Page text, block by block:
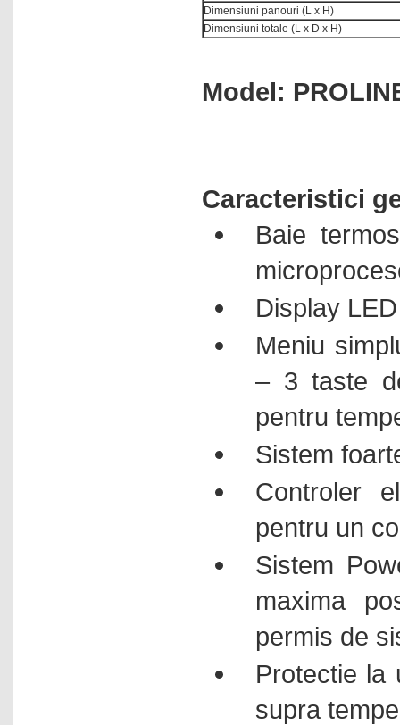
Dimensiuni panouri (L x H)
Dimensiuni totale (L x D x H)
Model:
Caracteristici
Baie
Display
Meniu
– 3 taste
pentru
Sistem
Controler
pentru un
Sistem
maxima
permis de
Protectie la
supra